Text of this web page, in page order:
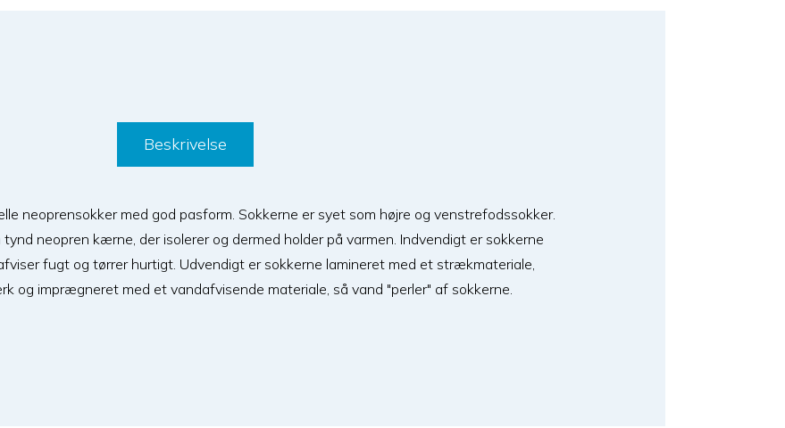
Beskrivelse
neoprensokker med god pasform. Sokkerne er syet som højre og venstrefodssokker.
neopren kærne, der isolerer og dermed holder på varmen. Indvendigt er sokkerne
fugt og tørrer hurtigt. Udvendigt er sokkerne lamineret med et strækmateriale,
og imprægneret med et vandafvisende materiale, så vand "perler" af sokkerne.